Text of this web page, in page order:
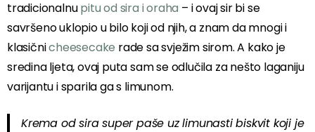
tradicionalnupitu od sira i oraha – i ovaj sir bi se
savršeno uklopio u bilo koji od njih, a znam da mnogi i
klasičnicheesecake rade sa svježim sirom. A kako je
sredina ljeta, ovaj puta sam se odlučila za nešto laganiju
varijantu i sparila ga s limunom.
Krema od sira super paše uz limunasti biskvit koji je